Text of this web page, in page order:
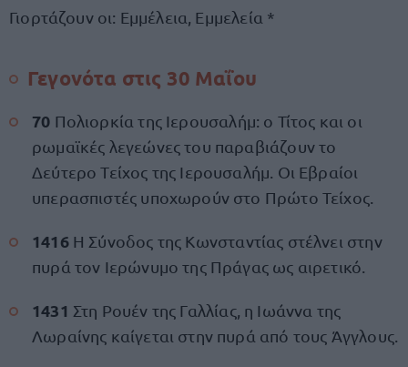
Γιορτάζουν οι: Εμμέλεια, Εμμελεία *
Γεγονότα στις 30 Μαΐου
70 Πολιορκία της Ιερουσαλήμ: ο Τίτος και οι
ρωμαϊκές λεγεώνες του παραβιάζουν το
Δεύτερο Τείχος της Ιερουσαλήμ. Οι Εβραίοι
υπερασπιστές υποχωρούν στο Πρώτο Τείχος.
1416 Η Σύνοδος της Κωνσταντίας στέλνει στην
πυρά τον Ιερώνυμο της Πράγας ως αιρετικό.
1431 Στη Ρουέν της Γαλλίας, η Ιωάννα της
Λωραίνης καίγεται στην πυρά από τους Άγγλους.